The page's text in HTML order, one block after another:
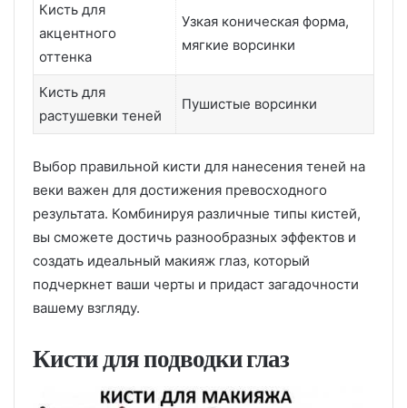
Кисть для
акцентного
оттенка
Узкая коническая форма,
мягкие ворсинки
Кисть для
растушевки теней
Пушистые ворсинки
Выбор правильной кисти для нанесения теней на
веки важен для достижения превосходного
результата. Комбинируя различные типы кистей,
вы сможете достичь разнообразных эффектов и
создать идеальный макияж глаз, который
подчеркнет ваши черты и придаст загадочности
вашему взгляду.
Кисти для подводки глаз